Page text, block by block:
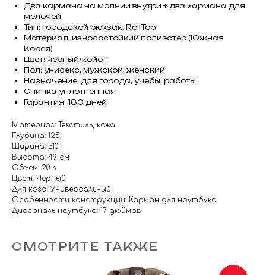
Два кармана на молнии внутри + два кармана для
мелочей
Тип: городской рюкзак, RollTop
Материал: износостойкий полиэстер (Южная
Корея)
Цвет: черный/койот
Пол: унисекс, мужской, женский
Назначение: для города, учебы, работы
Спинка уплотненная
Гарантия: 180 дней
Материал: Текстиль, кожа
Глубина: 125
Ширина: 310
Высота: 49 см
Объем: 20 л
Цвет: Черный
Для кого: Универсальный
Особенности конструкции: Карман для ноутбука
Диагональ ноутбука: 17 дюймов
СМОТРИТЕ ТАКЖЕ